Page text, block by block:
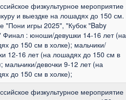
физкультурное мероприятие
и выездке на лошадях до 150 см.
"Пони игры 2025", "Кубок "Baby
Финал : юноши/девушки 14-16 лет (на
до 150 см в холке); мальчики/
12-16 лет (на лошадях до 150 см в
мальчики/девочки 9-12 лет (на
до 150 см в холке);
физкультурное мероприятие